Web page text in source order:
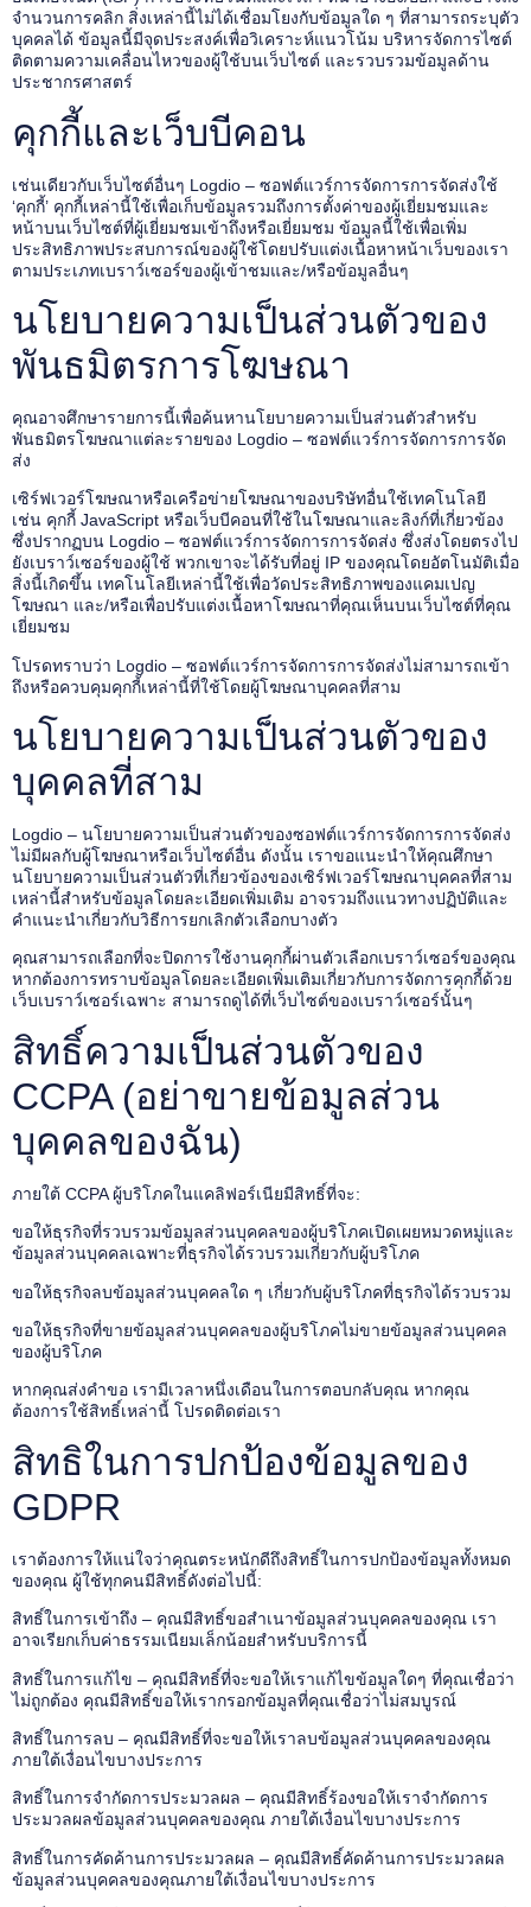
จำนวนการคลิก สิ่งเหล่านี้ไม่ได้เชื่อมโยงกับข้อมูลใด ๆ ที่สามารถระบุตัว
บุคคลได้ ข้อมูลนี้มีจุดประสงค์เพื่อวิเคราะห์แนวโน้ม บริหารจัดการไซต์
ติดตามความเคลื่อนไหวของผู้ใช้บนเว็บไซต์ และรวบรวมข้อมูลด้าน
ประชากรศาสตร์
คุกกี้และเว็บบีคอน
เช่นเดียวกับเว็บไซต์อื่นๆ Logdio – ซอฟต์แวร์การจัดการการจัดส่งใช้
‘คุกกี้’ คุกกี้เหล่านี้ใช้เพื่อเก็บข้อมูลรวมถึงการตั้งค่าของผู้เยี่ยมชมและ
หน้าบนเว็บไซต์ที่ผู้เยี่ยมชมเข้าถึงหรือเยี่ยมชม ข้อมูลนี้ใช้เพื่อเพิ่ม
ประสิทธิภาพประสบการณ์ของผู้ใช้โดยปรับแต่งเนื้อหาหน้าเว็บของเรา
ตามประเภทเบราว์เซอร์ของผู้เข้าชมและ/หรือข้อมูลอื่นๆ
นโยบายความเป็นส่วนตัวของ
พันธมิตรการโฆษณา
คุณอาจศึกษารายการนี้เพื่อค้นหานโยบายความเป็นส่วนตัวสำหรับ
พันธมิตรโฆษณาแต่ละรายของ Logdio – ซอฟต์แวร์การจัดการการจัด
ส่ง
เซิร์ฟเวอร์โฆษณาหรือเครือข่ายโฆษณาของบริษัทอื่นใช้เทคโนโลยี
เช่น คุกกี้ JavaScript หรือเว็บบีคอนที่ใช้ในโฆษณาและลิงก์ที่เกี่ยวข้อง
ซึ่งปรากฏบน Logdio – ซอฟต์แวร์การจัดการการจัดส่ง ซึ่งส่งโดยตรงไป
ยังเบราว์เซอร์ของผู้ใช้ พวกเขาจะได้รับที่อยู่ IP ของคุณโดยอัตโนมัติเมื่อ
สิ่งนี้เกิดขึ้น เทคโนโลยีเหล่านี้ใช้เพื่อวัดประสิทธิภาพของแคมเปญ
โฆษณา และ/หรือเพื่อปรับแต่งเนื้อหาโฆษณาที่คุณเห็นบนเว็บไซต์ที่คุณ
เยี่ยมชม
โปรดทราบว่า Logdio – ซอฟต์แวร์การจัดการการจัดส่งไม่สามารถเข้า
ถึงหรือควบคุมคุกกี้เหล่านี้ที่ใช้โดยผู้โฆษณาบุคคลที่สาม
นโยบายความเป็นส่วนตัวของ
บุคคลที่สาม
Logdio – นโยบายความเป็นส่วนตัวของซอฟต์แวร์การจัดการการจัดส่ง
ไม่มีผลกับผู้โฆษณาหรือเว็บไซต์อื่น ดังนั้น เราขอแนะนำให้คุณศึกษา
นโยบายความเป็นส่วนตัวที่เกี่ยวข้องของเซิร์ฟเวอร์โฆษณาบุคคลที่สาม
เหล่านี้สำหรับข้อมูลโดยละเอียดเพิ่มเติม อาจรวมถึงแนวทางปฏิบัติและ
คำแนะนำเกี่ยวกับวิธีการยกเลิกตัวเลือกบางตัว
คุณสามารถเลือกที่จะปิดการใช้งานคุกกี้ผ่านตัวเลือกเบราว์เซอร์ของคุณ
หากต้องการทราบข้อมูลโดยละเอียดเพิ่มเติมเกี่ยวกับการจัดการคุกกี้ด้วย
เว็บเบราว์เซอร์เฉพาะ สามารถดูได้ที่เว็บไซต์ของเบราว์เซอร์นั้นๆ
สิทธิ์ความเป็นส่วนตัวของ
CCPA (อย่าขายข้อมูลส่วน
บุคคลของฉัน)
ภายใต้ CCPA ผู้บริโภคในแคลิฟอร์เนียมีสิทธิ์ที่จะ:
ขอให้ธุรกิจที่รวบรวมข้อมูลส่วนบุคคลของผู้บริโภคเปิดเผยหมวดหมู่และ
ข้อมูลส่วนบุคคลเฉพาะที่ธุรกิจได้รวบรวมเกี่ยวกับผู้บริโภค
ขอให้ธุรกิจลบข้อมูลส่วนบุคคลใด ๆ เกี่ยวกับผู้บริโภคที่ธุรกิจได้รวบรวม
ขอให้ธุรกิจที่ขายข้อมูลส่วนบุคคลของผู้บริโภคไม่ขายข้อมูลส่วนบุคคล
ของผู้บริโภค
หากคุณส่งคำขอ เรามีเวลาหนึ่งเดือนในการตอบกลับคุณ หากคุณ
ต้องการใช้สิทธิ์เหล่านี้ โปรดติดต่อเรา
สิทธิในการปกป้องข้อมูลของ
GDPR
เราต้องการให้แน่ใจว่าคุณตระหนักดีถึงสิทธิ์ในการปกป้องข้อมูลทั้งหมด
ของคุณ ผู้ใช้ทุกคนมีสิทธิ์ดังต่อไปนี้:
สิทธิ์ในการเข้าถึง – คุณมีสิทธิ์ขอสำเนาข้อมูลส่วนบุคคลของคุณ เรา
อาจเรียกเก็บค่าธรรมเนียมเล็กน้อยสำหรับบริการนี้
สิทธิ์ในการแก้ไข – คุณมีสิทธิ์ที่จะขอให้เราแก้ไขข้อมูลใดๆ ที่คุณเชื่อว่า
ไม่ถูกต้อง คุณมีสิทธิ์ขอให้เรากรอกข้อมูลที่คุณเชื่อว่าไม่สมบูรณ์
สิทธิ์ในการลบ – คุณมีสิทธิ์ที่จะขอให้เราลบข้อมูลส่วนบุคคลของคุณ
ภายใต้เงื่อนไขบางประการ
สิทธิ์ในการจำกัดการประมวลผล – คุณมีสิทธิ์ร้องขอให้เราจำกัดการ
ประมวลผลข้อมูลส่วนบุคคลของคุณ ภายใต้เงื่อนไขบางประการ
สิทธิ์ในการคัดค้านการประมวลผล – คุณมีสิทธิ์คัดค้านการประมวลผล
ข้อมูลส่วนบุคคลของคุณภายใต้เงื่อนไขบางประการ